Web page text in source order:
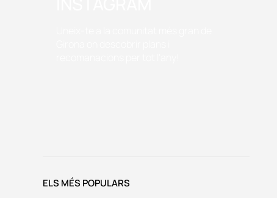
ELS MÉS POPULARS